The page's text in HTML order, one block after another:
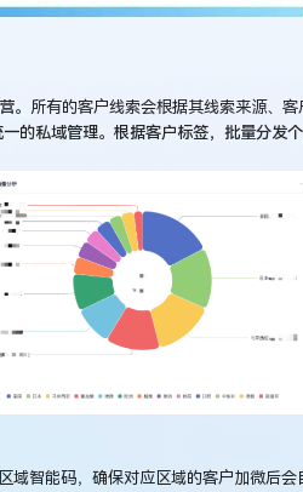
。 所有的客户线索会根据其线索来源、
的私域管理。根据客户标签，批量分发
域智能码，确保对应区域的客户加微后